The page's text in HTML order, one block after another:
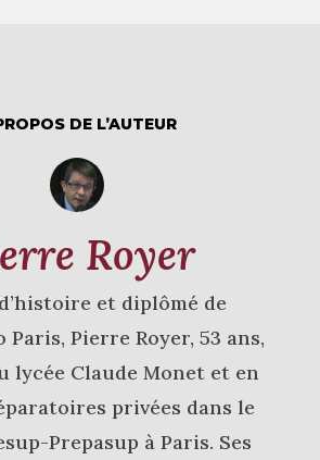
DE L’AUTEUR
Royer
et diplômé de
Paris, Pierre Royer, 53 ans,
lycée Claude Monet et en
privées dans le
Prepasup à Paris. Ses